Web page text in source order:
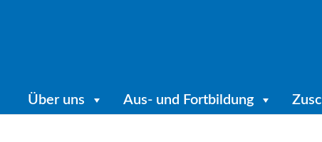
Über uns Aus- und Fortbildung